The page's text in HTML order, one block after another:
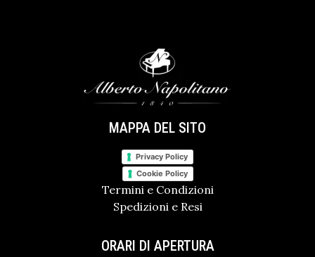
MAPPA DEL SITO
Privacy Policy
Cookie Policy
Termini e Condizioni
Spedizioni e Resi
ORARI DI APERTURA